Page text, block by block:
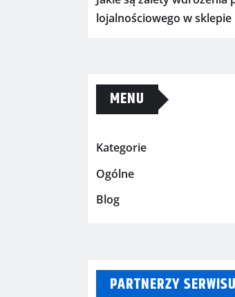
lojalnościowego w
MENU
Kategorie
Ogólne
Blog
PARTNERZY SERWISU